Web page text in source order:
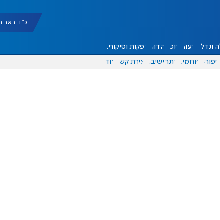
כ"ד באב תשפ"ו
ונדל"ן דעות אוכל יהדות הפקות וסיקורים
ספורט פורומים אתר ישיבה יצירת קשר עוד